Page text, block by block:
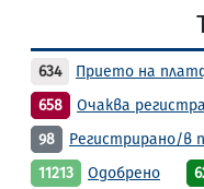
634
Прието на
658
Очаква
98
Регистрирано/в
11213
Одобрено